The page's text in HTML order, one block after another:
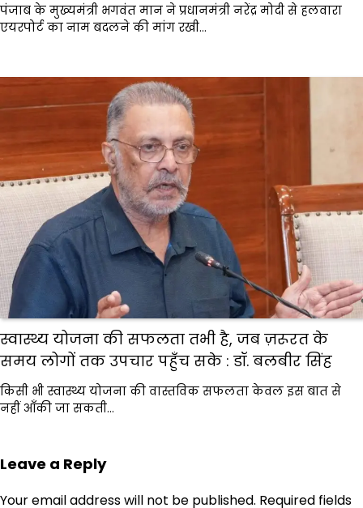
पंजाब के मुख्यमंत्री भगवंत मान ने प्रधानमंत्री नरेंद्र मोदी से हलवारा
एयरपोर्ट का नाम बदलने की मांग रखी…
स्वास्थ्य योजना की सफलता तभी है, जब ज़रूरत के
समय लोगों तक उपचार पहुँच सके : डॉ. बलबीर सिंह
किसी भी स्वास्थ्य योजना की वास्तविक सफलता केवल इस बात से
नहीं आँकी जा सकती…
Leave a Reply
Your email address will not be published. Required fields